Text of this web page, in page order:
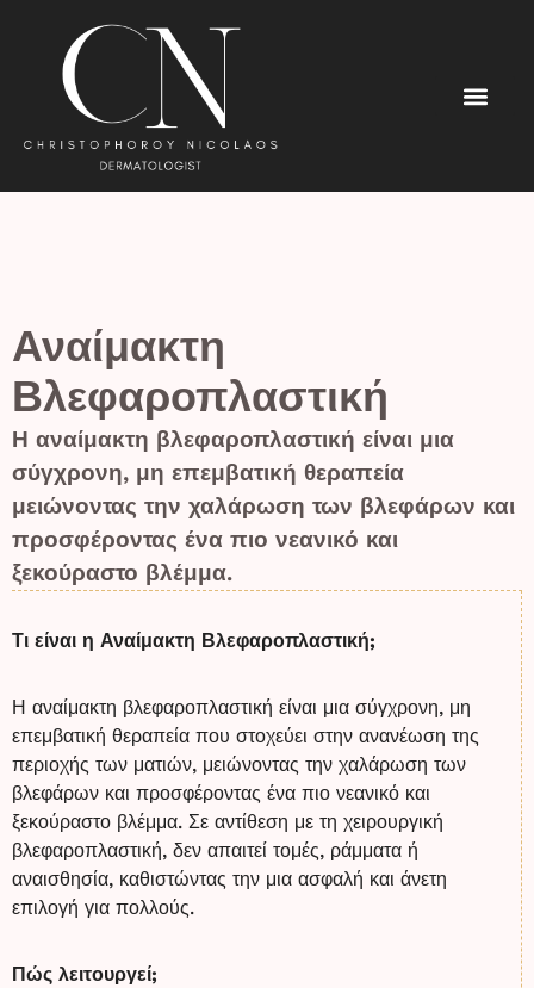
Αναίμακτη
Βλεφαροπλαστική
Η αναίμακτη βλεφαροπλαστική είναι μια
σύγχρονη, μη επεμβατική θεραπεία
μειώνοντας την χαλάρωση των βλεφάρων και
προσφέροντας ένα πιο νεανικό και
ξεκούραστο βλέμμα.
Τι είναι η Αναίμακτη Βλεφαροπλαστική;
Η αναίμακτη βλεφαροπλαστική είναι μια σύγχρονη, μη
επεμβατική θεραπεία που στοχεύει στην ανανέωση της
περιοχής των ματιών, μειώνοντας την χαλάρωση των
βλεφάρων και προσφέροντας ένα πιο νεανικό και
ξεκούραστο βλέμμα. Σε αντίθεση με τη χειρουργική
βλεφαροπλαστική, δεν απαιτεί τομές, ράμματα ή
αναισθησία, καθιστώντας την μια ασφαλή και άνετη
επιλογή για πολλούς.
Πώς λειτουργεί;